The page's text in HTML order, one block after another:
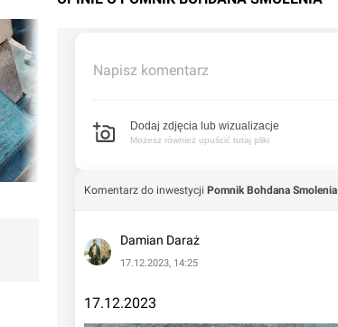
Napisz komentarz
Dodaj zdjęcia lub wizualizacje
Możesz również upuścić tutaj pliki
Komentarz do inwestycji Pomnik Bohdana Smolenia
Damian Daraż
17.12.2023, 14:25
17.12.2023